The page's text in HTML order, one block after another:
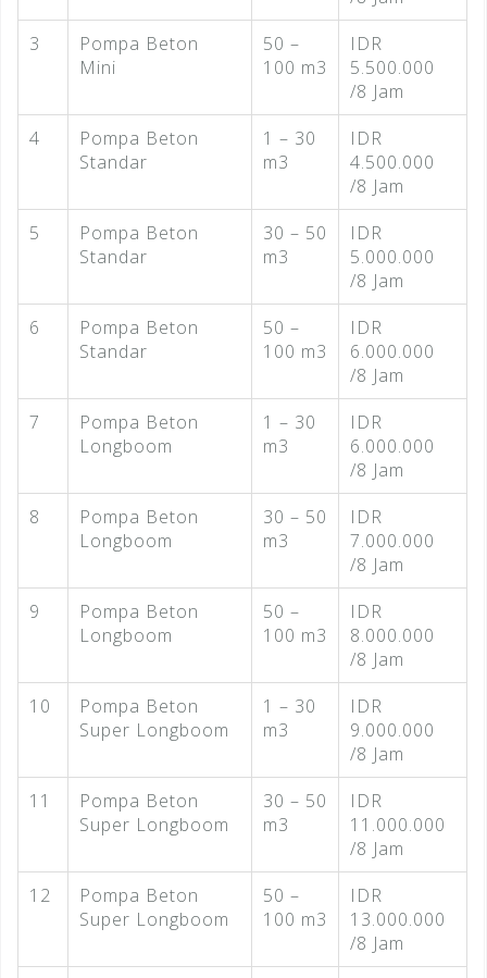
3
Pompa Beton
Mini
50 –
100 m3
IDR
5.500.000
/8 Jam
4
Pompa Beton
Standar
1 – 30
m3
IDR
4.500.000
/8 Jam
5
Pompa Beton
Standar
30 – 50
m3
IDR
5.000.000
/8 Jam
6
Pompa Beton
Standar
50 –
100 m3
IDR
6.000.000
/8 Jam
7
Pompa Beton
Longboom
1 – 30
m3
IDR
6.000.000
/8 Jam
8
Pompa Beton
Longboom
30 – 50
m3
IDR
7.000.000
/8 Jam
9
Pompa Beton
Longboom
50 –
100 m3
IDR
8.000.000
/8 Jam
10
Pompa Beton
Super Longboom
1 – 30
m3
IDR
9.000.000
/8 Jam
11
Pompa Beton
Super Longboom
30 – 50
m3
IDR
11.000.000
/8 Jam
12
Pompa Beton
Super Longboom
50 –
100 m3
IDR
13.000.000
/8 Jam